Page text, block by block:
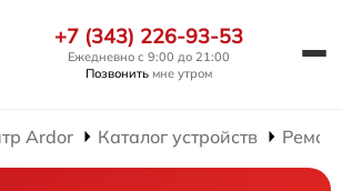
+7 (343) 226-93-53
Ежедневно с 9:00 до 21:00
Позвонить мне утром
Ardor Каталог устройств